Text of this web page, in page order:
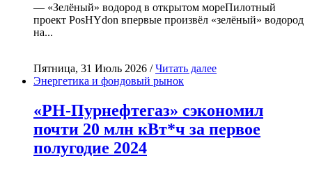
— «Зелёный» водород в открытом мореПилотный
проект PosHYdon впервые произвёл «зелёный» водород
на...
Пятница, 31 Июль 2026 /Читать далее
Энергетика и фондовый рынок
«РН-Пурнефтегаз» сэкономил
почти 20 млн кВт*ч за первое
полугодие 2024